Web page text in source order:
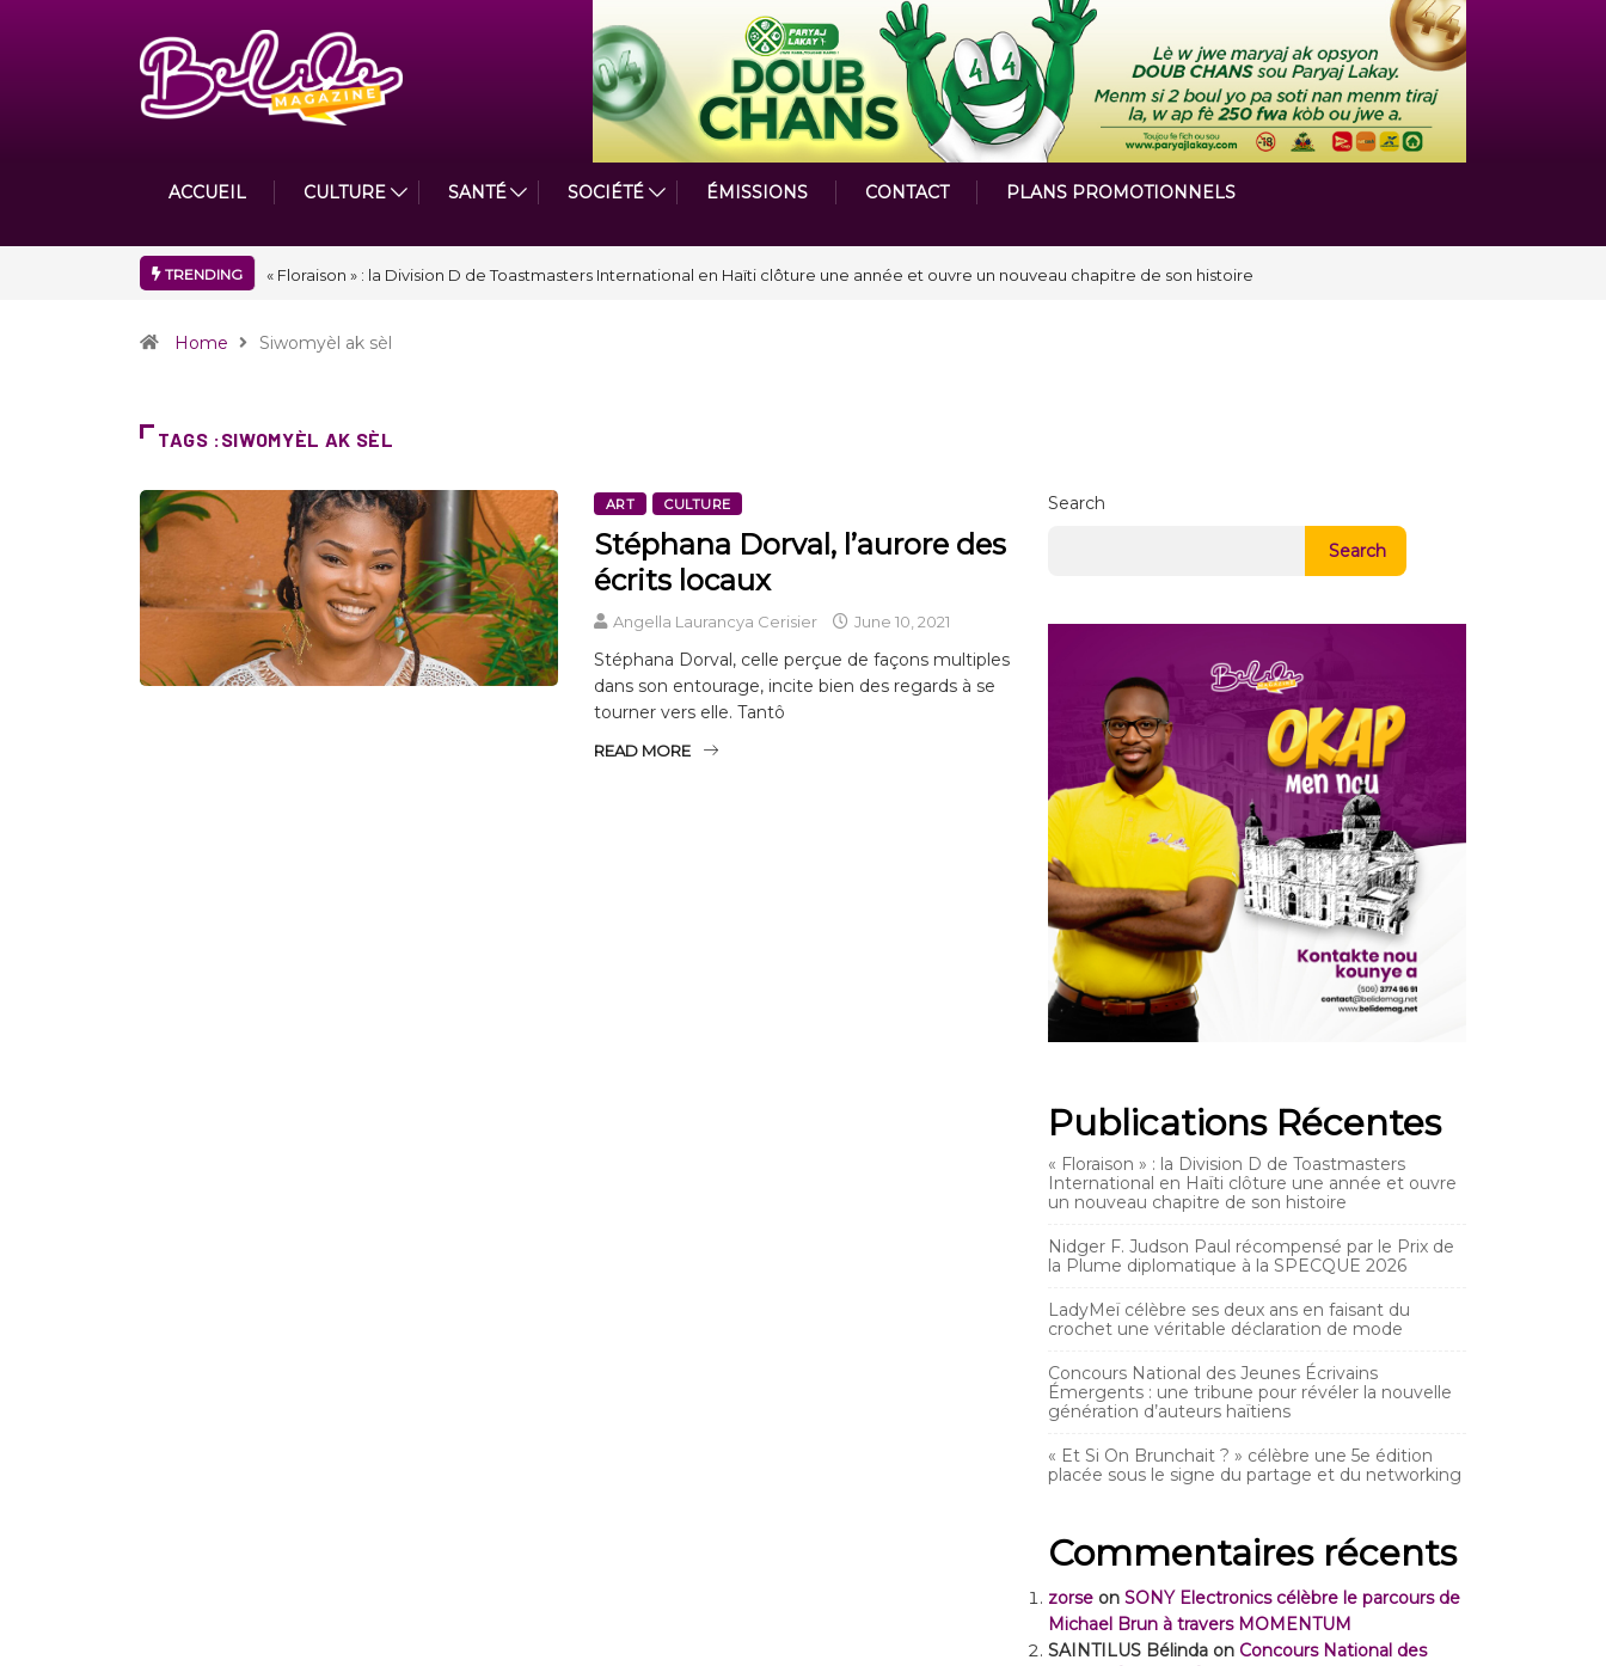
ACCUEIL CULTURE SANTÉ SOCIÉTÉ ÉMISSIONS CONTACT PLANS PROMOTIONNELS
TRENDING Nidger F. Judson Paul récompensé par le Prix de la Plume diplomatique à la SPECQUE 2026
Home Siwomyèl ak sèl
TAGS :SIWOMYÈL AK SÈL
ART CULTURE
Stéphana Dorval, l’aurore des
écrits locaux
Angella Laurancya Cerisier June 10, 2021
Stéphana Dorval, celle perçue de façons multiples
dans son entourage, incite bien des regards à se
tourner vers elle. Tantô
READ MORE
Search
Search
Publications Récentes
« Floraison » : la Division D de Toastmasters
International en Haïti clôture une année et ouvre
un nouveau chapitre de son histoire
Nidger F. Judson Paul récompensé par le Prix de
la Plume diplomatique à la SPECQUE 2026
LadyMeï célèbre ses deux ans en faisant du
crochet une véritable déclaration de mode
Concours National des Jeunes Écrivains
Émergents : une tribune pour révéler la nouvelle
génération d’auteurs haïtiens
« Et Si On Brunchait ? » célèbre une 5e édition
placée sous le signe du partage et du networking
Commentaires récents
zorse on SONY Electronics célèbre le parcours de
Michael Brun à travers MOMENTUM
SAINTILUS Bélinda on Concours National des